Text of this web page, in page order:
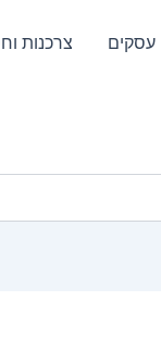
עסקים צרכנות